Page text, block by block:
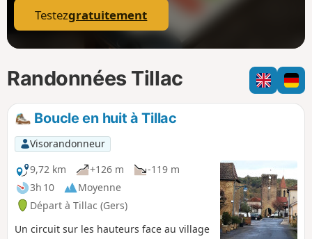
Testezgratuitement
Randonnées Tillac
Boucle en huit à Tillac
Visorandonneur
9,72 km
+126 m
-119 m
3h 10
Moyenne
Départ à Tillac (Gers)
Un circuit sur les hauteurs face au village